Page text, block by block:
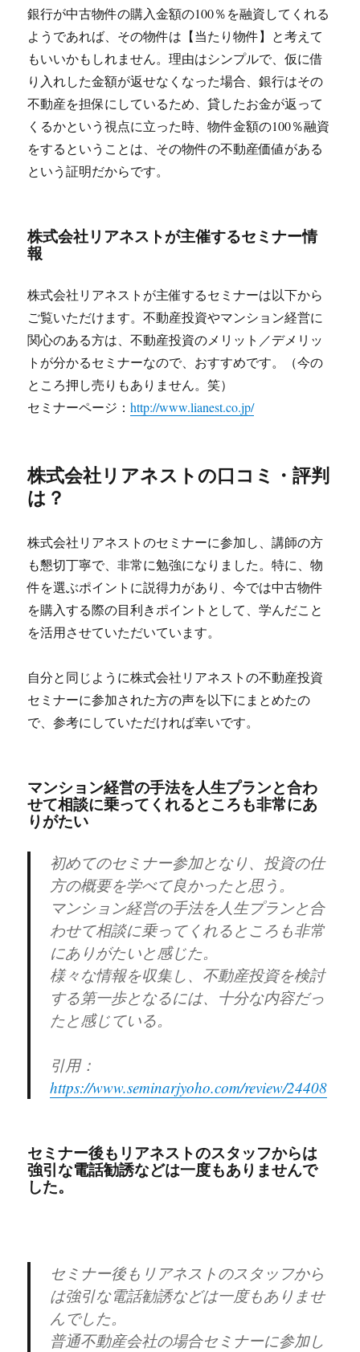
銀行が中古物件の購入金額の100％を融資してくれる
ようであれば、その物件は【当たり物件】と考えて
もいいかもしれません。理由はシンプルで、仮に借
り入れした金額が返せなくなった場合、銀行はその
不動産を担保にしているため、貸したお金が返って
くるかという視点に立った時、物件金額の100％融資
をするということは、その物件の不動産価値がある
という証明だからです。
株式会社リアネストが主催するセミナー情
報
株式会社リアネストが主催するセミナーは以下から
ご覧いただけます。不動産投資やマンション経営に
関心のある方は、不動産投資のメリット／デメリッ
トが分かるセミナーなので、おすすめです。（今の
ところ押し売りもありません。笑）
セミナーページ：http://www.lianest.co.jp/
株式会社リアネストの口コミ・評判
は？
株式会社リアネストのセミナーに参加し、講師の方
も懇切丁寧で、非常に勉強になりました。特に、物
件を選ぶポイントに説得力があり、今では中古物件
を購入する際の目利きポイントとして、学んだこと
を活用させていただいています。
自分と同じように株式会社リアネストの不動産投資
セミナーに参加された方の声を以下にまとめたの
で、参考にしていただければ幸いです。
マンション経営の手法を人生プランと合わ
せて相談に乗ってくれるところも非常にあ
りがたい
初めてのセミナー参加となり、投資の仕
方の概要を学べて良かったと思う。
マンション経営の手法を人生プランと合
わせて相談に乗ってくれるところも非常
にありがたいと感じた。
様々な情報を収集し、不動産投資を検討
する第一歩となるには、十分な内容だっ
たと感じている。
引用：
https://www.seminarjyoho.com/review/24408
セミナー後もリアネストのスタッフからは
強引な電話勧誘などは一度もありませんで
した。
セミナー後もリアネストのスタッフから
は強引な電話勧誘などは一度もありませ
んでした。
普通不動産会社の場合セミナーに参加し